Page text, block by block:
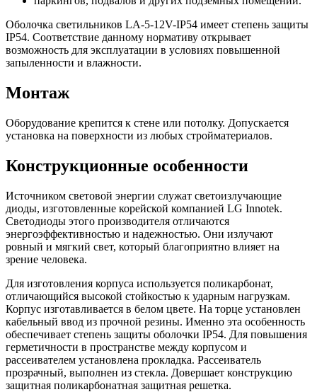
Оболочка светильников LA-5-12V-IP54 имеет степень защиты
IP54. Соответствие данному нормативу открывает
возможность для эксплуатации в условиях повышенной
запыленности и влажности.
Монтаж
Оборудование крепится к стене или потолку. Допускается
установка на поверхности из любых стройматериалов.
Конструкционные особенности
Источником световой энергии служат светоизлучающие
диоды, изготовленные корейской компанией LG Innotek.
Светодиоды этого производителя отличаются
энергоэффективностью и надежностью. Они излучают
ровный и мягкий свет, который благоприятно влияет на
зрение человека.
Для изготовления корпуса используется поликарбонат,
отличающийся высокой стойкостью к ударным нагрузкам.
Корпус изготавливается в белом цвете. На торце установлен
кабельный ввод из прочной резины. Именно эта особенность
обеспечивает степень защиты оболочки IP54. Для повышения
герметичности в пространстве между корпусом и
рассеивателем установлена прокладка. Рассеиватель
прозрачный, выполнен из стекла. Довершает конструкцию
защитная поликарбонатная защитная решетка.